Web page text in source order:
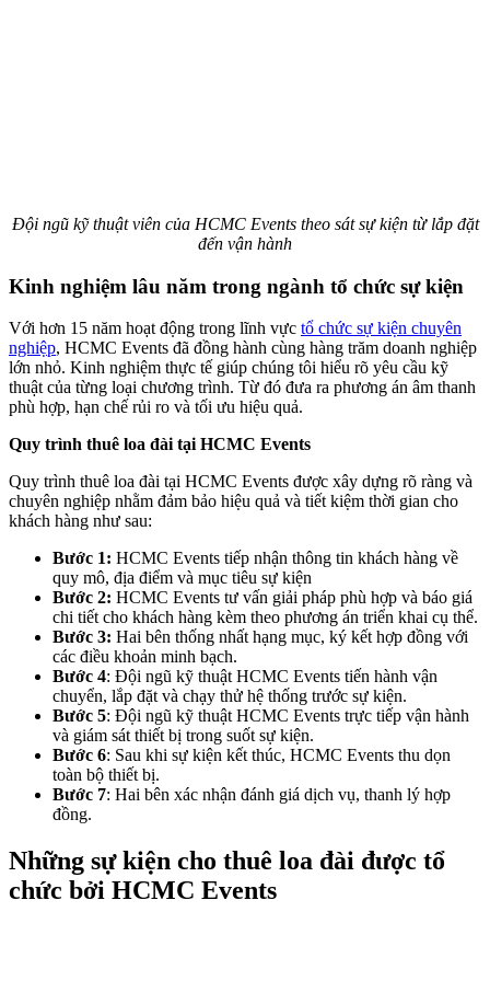
Đội ngũ kỹ thuật viên của HCMC Events theo sát sự kiện từ lắp đặt
đến vận hành
Kinh nghiệm lâu năm trong ngành tổ chức sự kiện
Với hơn 15 năm hoạt động trong lĩnh vực tổ chức sự kiện chuyên
nghiệp, HCMC Events đã đồng hành cùng hàng trăm doanh nghiệp
lớn nhỏ. Kinh nghiệm thực tế giúp chúng tôi hiểu rõ yêu cầu kỹ
thuật của từng loại chương trình. Từ đó đưa ra phương án âm thanh
phù hợp, hạn chế rủi ro và tối ưu hiệu quả.
Quy trình thuê loa đài tại HCMC Events
Quy trình thuê loa đài tại HCMC Events được xây dựng rõ ràng và
chuyên nghiệp nhằm đảm bảo hiệu quả và tiết kiệm thời gian cho
khách hàng như sau:
Bước 1: HCMC Events tiếp nhận thông tin khách hàng về
quy mô, địa điểm và mục tiêu sự kiện
Bước 2: HCMC Events tư vấn giải pháp phù hợp và báo giá
chi tiết cho khách hàng kèm theo phương án triển khai cụ thể.
Bước 3: Hai bên thống nhất hạng mục, ký kết hợp đồng với
các điều khoản minh bạch.
Bước 4: Đội ngũ kỹ thuật HCMC Events tiến hành vận
chuyển, lắp đặt và chạy thử hệ thống trước sự kiện.
Bước 5: Đội ngũ kỹ thuật HCMC Events trực tiếp vận hành
và giám sát thiết bị trong suốt sự kiện.
Bước 6: Sau khi sự kiện kết thúc, HCMC Events thu dọn
toàn bộ thiết bị.
Bước 7: Hai bên xác nhận đánh giá dịch vụ, thanh lý hợp
đồng.
Những sự kiện cho thuê loa đài được tổ
chức bởi HCMC Events